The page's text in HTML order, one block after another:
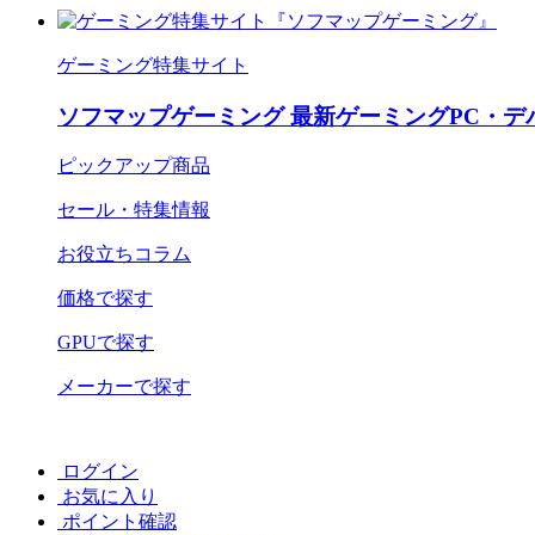
ゲーミング特集サイト
ソフマップゲーミング 最新ゲーミングPC・デ
ピックアップ商品
セール・特集情報
お役立ちコラム
価格で探す
GPUで探す
メーカーで探す
ログイン
お気に入り
ポイント確認